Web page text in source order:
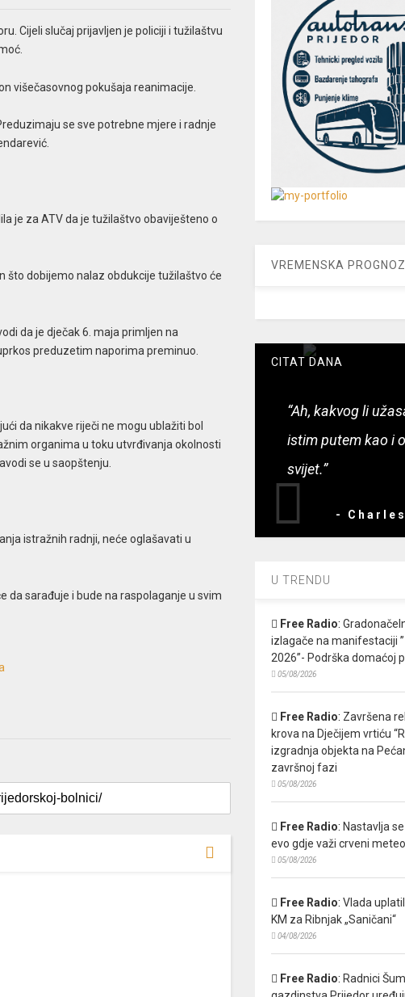
Cijeli slučaj prijavljen je policiji i tužilaštvu
višečasovnog pokušaja reanimacije.
se sve potrebne mjere i radnje
je za ATV da je tužilaštvo obaviješteno o
što dobijemo nalaz obdukcije tužilaštvo će
da je dječak 6. maja primljen na
preduzetim naporima preminuo.
da nikakve riječi ne mogu ublažiti bol
organima u toku utvrđivanja okolnosti
se u saopštenju.
istražnih radnji, neće oglašavati u
da sarađuje i bude na raspolaganje u svim
VREMENSKA
CITAT DANA
“Ah, kakvog li
istim putem kao i
svijet.”
-
U TRENDU
Free Radio:
izlagače na manifestaciji
2026”- Podrška domaćoj
05/08/2026
Free Radio: Završena
krova na Dječijem vrtiću
izgradnja objekta na
završnoj fazi
05/08/2026
Free Radio: Nastavlja
evo gdje važi crveni
05/08/2026
Free Radio: Vlada
KM za Ribnjak „Saničani“
04/08/2026
Free Radio: Radnici